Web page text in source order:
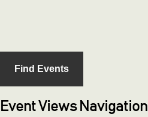
Find Events
Event Views Navigation